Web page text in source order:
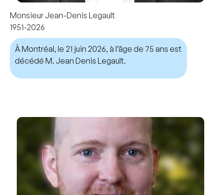
Monsieur Jean-Denis Legault
1951-2026
À Montréal, le 21 juin 2026, à l’âge de 75 ans est
décédé M. Jean Denis Legault.